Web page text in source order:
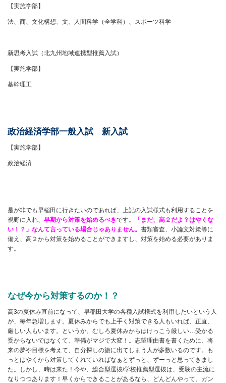
【実施学部】
法、商、文化構想、文、人間科学（全学科）、スポーツ科学
新思考入試（北九州地域連携型推薦入試）
【実施学部】
基幹理工
政治経済学部一般入試 新入試
【実施学部】
政治経済
是が非でも早稲田に行きたいのであれば、上記の入試様式も利用することを
視野に入れ、 早期から対策を始めるべきです。
「まだ、高２だよ？はやくな
い！？」なんて言っている場合じゃありません。 書類審査、小論文対策等に
備え、高２から対策を始めることができますし、対策を始める必要がありま
す。
なぜ今から対策するのか！？
高3の夏休み直前になって、早稲田大学の各種入試様式を利用したいという人
が、毎年急増します。夏休みからでも上手く対策できる人もいれば、正直、
厳しい人もいます。というか、むしろ夏休みからはけっこう厳しい…受かる
受からないではなくて、準備がマジで大変！。志望理由書を書くために、将
来の夢や目標を考えて、自分探しの旅に出てしまう人が多数いるのです。も
っとはやくから対策してくれていればなぁとずっと、ずーっと思ってきまし
た。しかし、時は来た！今や、総合型選抜/学校推薦型選抜は、受験の主流に
なりつつあります！早くからできることがあるなら、どんどんやって、ガン